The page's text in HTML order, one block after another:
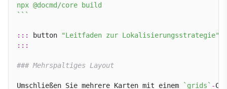
npx @docmd/core build
` ``
::: button "Leitfaden zur Lokalisierungsstrategie"
:::
### Mehrspaltiges Layout
Umschließen Sie mehrere Karten mit einem `grids` -